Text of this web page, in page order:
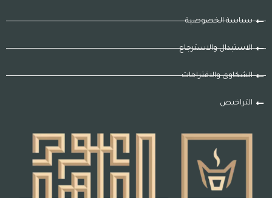
سياسة الخصوصية
الاستبدال والاسترجاع
الشكاوى والاقتراحات
التراخيص